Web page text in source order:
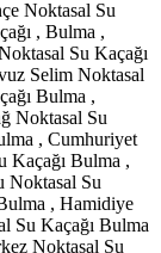
Noktasal Su
, Bulma ,
Su Kaçağı
Selim Noktasal
Bulma ,
Noktasal Su
, Cumhuriyet
Kaçağı Bulma ,
Noktasal Su
, Hamidiye
Su Kaçağı Bulma
Noktasal Su